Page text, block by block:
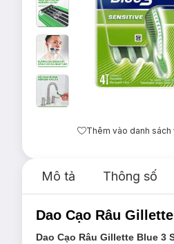
Thêm vào danh sách
Mô tả Thông số
Dao Cạo Râu
Dao Cạo Râu Gillette Blue 3